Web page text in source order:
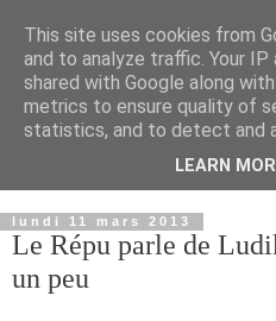
lundi 11 mars 2013
Le Répu parle de
un peu
This site uses cookies from
and to analyze traffic. Your
shared with Google along
metrics to ensure quality of
statistics, and to detect and
LEARN